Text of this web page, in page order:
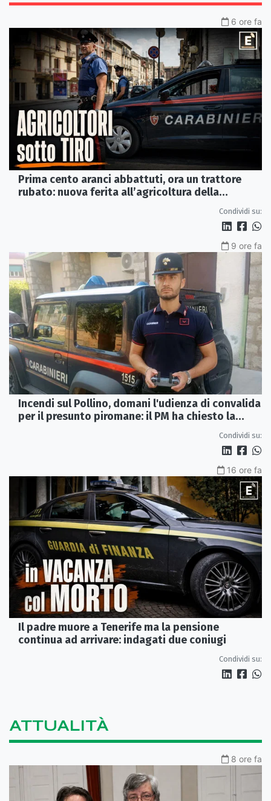
6 ore fa
Prima cento aranci abbattuti, ora un trattore
rubato: nuova ferita all’agricoltura della
Condividi su:
9 ore fa
Incendi sul Pollino, domani l'udienza di convalida
per il presunto piromane: il PM ha chiesto la
Condividi su:
16 ore fa
Il padre muore a Tenerife ma la pensione
continua ad arrivare: indagati due coniugi
Condividi su:
ATTUALITÀ
8 ore fa